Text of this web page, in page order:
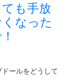
も手放
なった
ールをどうして